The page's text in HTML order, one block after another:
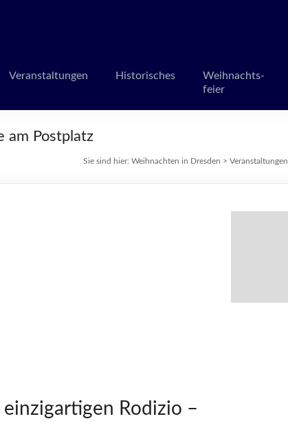
Veranstaltungen Historisches
Weihnachts-
feier
am Postplatz
Sie sind hier: Weihnachten in Dresden > Veranstaltungen
Rodizio –